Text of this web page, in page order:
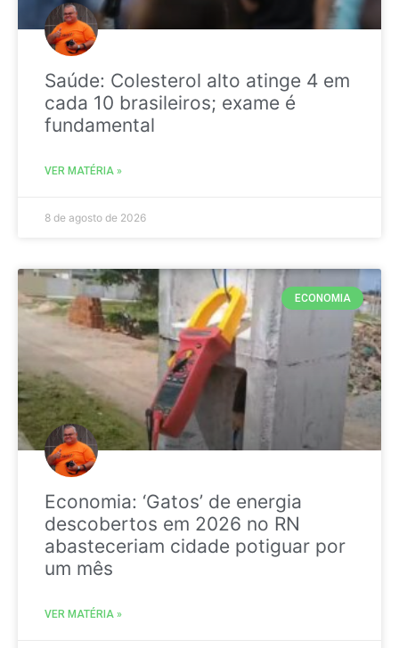
Saúde: Colesterol alto atinge 4 em
cada 10 brasileiros; exame é
fundamental
VER MATÉRIA »
8 de agosto de 2026
ECONOMIA
Economia: ‘Gatos’ de energia
descobertos em 2026 no RN
abasteceriam cidade potiguar por
um mês
VER MATÉRIA »